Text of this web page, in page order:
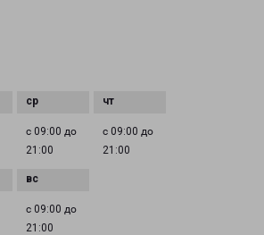
с 09:00 до
21:00
с 09:00 до
21:00
с 09:00 до
21:00